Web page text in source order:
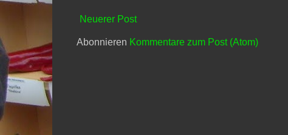
Neuerer Post
Abonnieren Kommentare zum Post (Atom)